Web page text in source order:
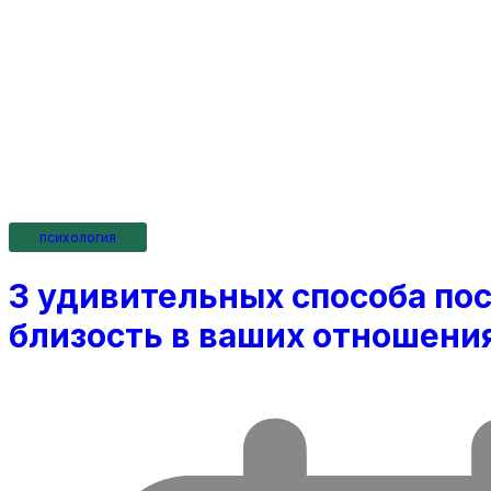
психология
3 удивительных способа
близость в ваших